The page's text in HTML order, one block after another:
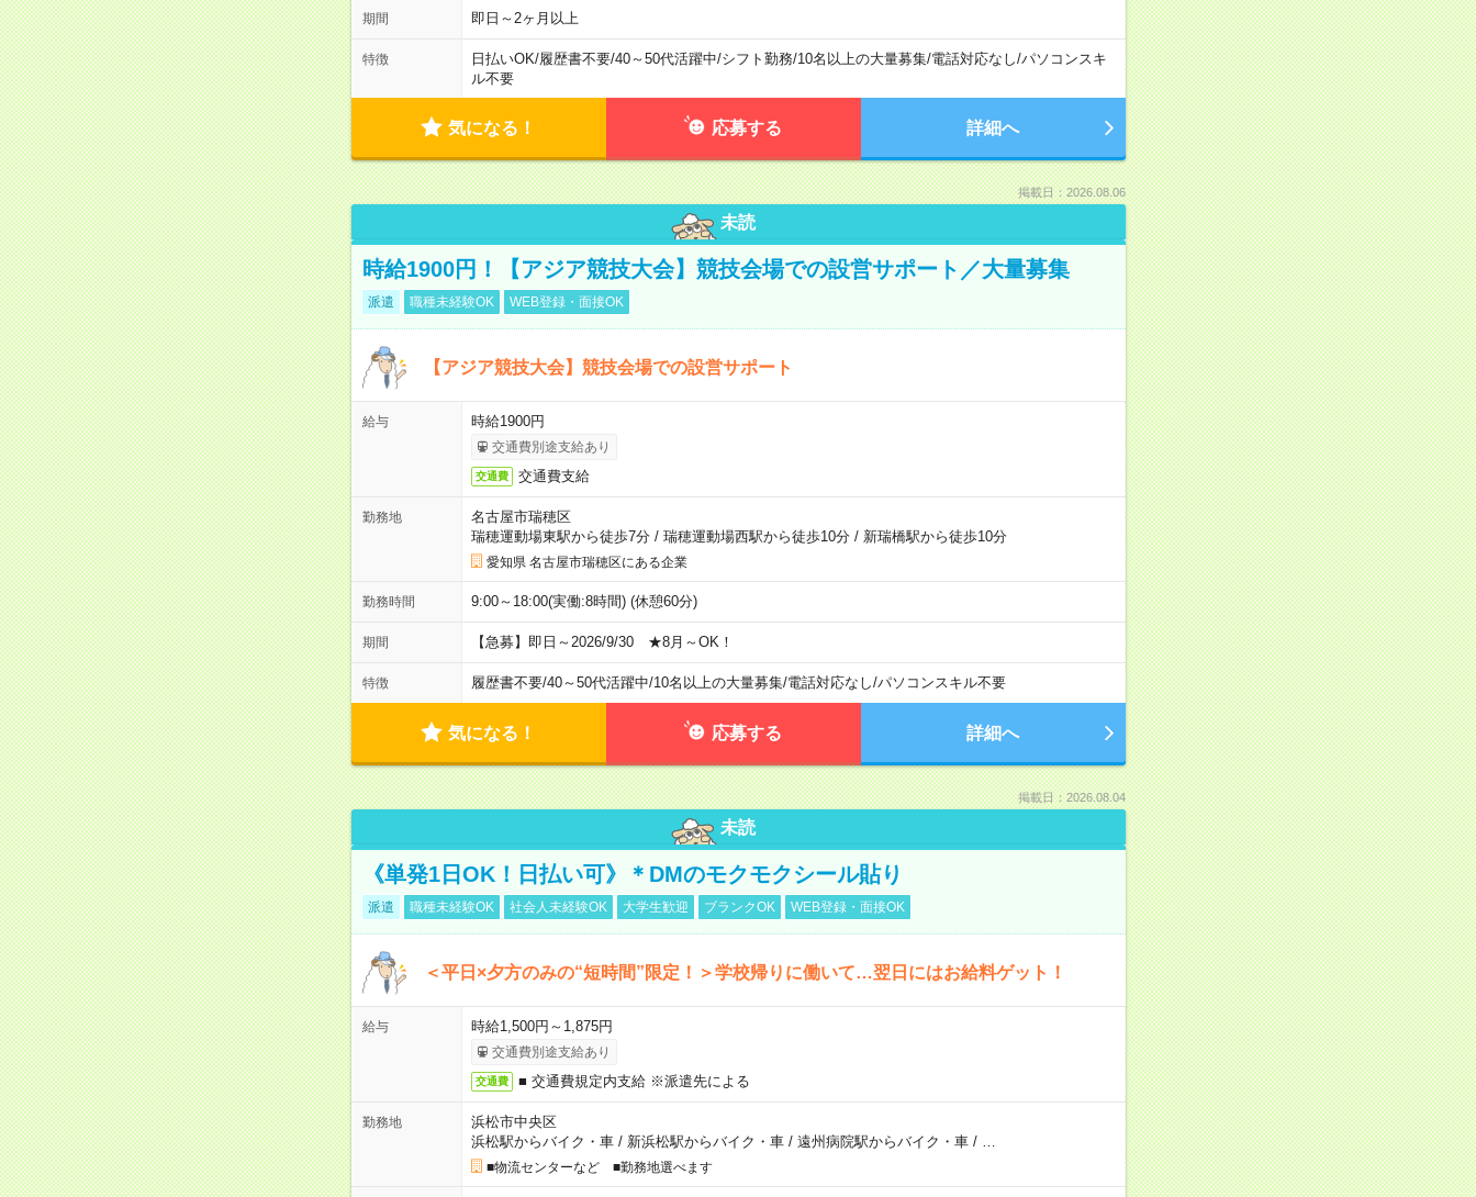
期間 即日～2ヶ月以上
特徴 日払いOK/履歴書不要/40～50代活躍中/シフト勤務/10名以上の大量募集/電話対応なし/パソコンスキ
ル不要
気になる！ 応募する 詳細へ
掲載日：2026.08.06
未読
時給1900円！【アジア競技大会】競技会場での設営サポート／大量募集
派遣 職種未経験OK WEB登録・面接OK
【アジア競技大会】競技会場での設営サポート
給与 時給1900円
交通費別途支給あり
交通費 交通費支給
勤務地
名古屋市瑞穂区
瑞穂運動場東駅から徒歩7分/ 瑞穂運動場西駅から徒歩10分/ 新瑞橋駅から徒歩10分
愛知県 名古屋市瑞穂区にある企業
勤務時間 9:00～18:00(実働:8時間) (休憩60分)
期間 【急募】即日～2026/9/30 ★8月～OK！
特徴 履歴書不要/40～50代活躍中/10名以上の大量募集/電話対応なし/パソコンスキル不要
気になる！ 応募する 詳細へ
掲載日：2026.08.04
未読
《単発1日OK！日払い可》＊DMのモクモクシール貼り
派遣 職種未経験OK 社会人未経験OK 大学生歓迎 ブランクOK WEB登録・面接OK
＜平日×夕方のみの“短時間”限定！＞学校帰りに働いて…翌日にはお給料ゲット！
給与 時給1,500円～1,875円
交通費別途支給あり
交通費 ■ 交通費規定内支給 ※派遣先による
勤務地
浜松市中央区
浜松駅からバイク・車/ 新浜松駅からバイク・車/ 遠州病院駅からバイク・車/
■物流センターなど ■勤務地選べます